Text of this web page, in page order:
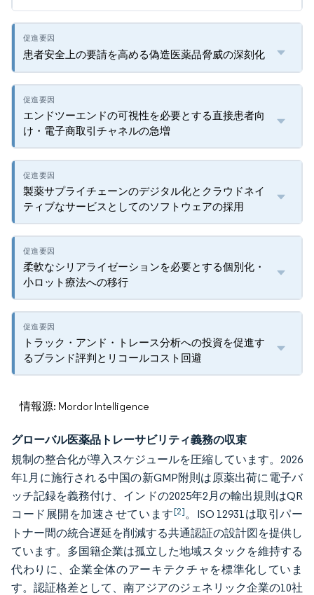
患者安全上の要請を高める偽造医薬品脅威の深刻化
エンドツーエンドの可視性を必要とする直接患者向
け・電子商取引チャネルの急増
製薬サプライチェーンのデジタル化とクラウドネイ
ティブなサービスとしてのソフトウェアの採用
柔軟なシリアライゼーションを必要とする個別化・
小ロット療法への移行
トラック・アンド・トレース分析への投資を促進す
るブランド評判とリコールコスト回避
情報源: Mordor Intelligence
グローバル医薬品トレーサビリティ義務の収束
規制の整合化が導入スケジュールを圧縮しています。2026
年1月に施行される中国の新GMP附則は原薬出荷に電子バ
ッチ記録を義務付け、インドの2025年2月の輸出規則はQR
コード展開を加速させています[2]。ISO 12931は取引パー
トナー間の統合遅延を削減する共通認証の設計図を提供し
ています。多国籍企業は孤立した地域スタックを維持する
代わりに、企業全体のアーキテクチャを標準化していま
す。認証格差として、南アジアのジェネリック企業の10社